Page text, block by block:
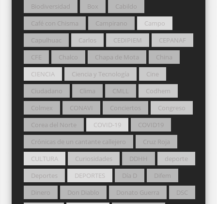
Biodiversidad
Box
Cabildo
Café con Chisma
Campirano
Campo
Capulhuac
Carlos CEDIPIEM
CEPANAF
CFE
Chalco Chapa de Mota
China
CIENCIA
Ciencia y Tecnología
Cine
Ciudadano
Clima CMLL
Codhem
Colmex
CONAVI Conciertos
Congreso
Corea del Norte
COVID-19
COVID19
Crónicas de un cantante callejero
Cruz Roja
CULTURA
Curiosidades DDHH
deporte
Deportes
DEPORTES Día D
Difem
Dinero
Don Diablo Donato Guerra
DSC